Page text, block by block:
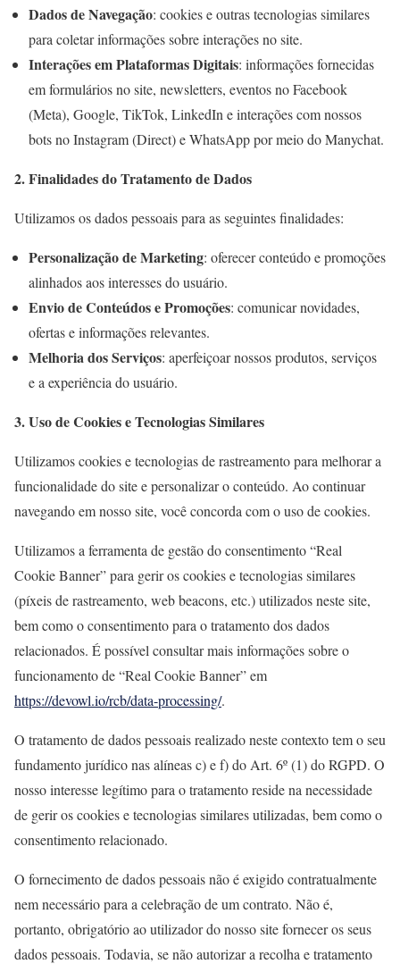
Dados de Navegação: cookies e outras tecnologias similares
para coletar informações sobre interações no site.
Interações em Plataformas Digitais: informações fornecidas
em formulários no site, newsletters, eventos no Facebook
(Meta), Google, TikTok, LinkedIn e interações com nossos
bots no Instagram (Direct) e WhatsApp por meio do Manychat.
2. Finalidades do Tratamento de Dados
Utilizamos os dados pessoais para as seguintes finalidades:
Personalização de Marketing: oferecer conteúdo e promoções
alinhados aos interesses do usuário.
Envio de Conteúdos e Promoções: comunicar novidades,
ofertas e informações relevantes.
Melhoria dos Serviços: aperfeiçoar nossos produtos, serviços
e a experiência do usuário.
3. Uso de Cookies e Tecnologias Similares
Utilizamos cookies e tecnologias de rastreamento para melhorar a
funcionalidade do site e personalizar o conteúdo. Ao continuar
navegando em nosso site, você concorda com o uso de cookies.
Utilizamos a ferramenta de gestão do consentimento “Real
Cookie Banner” para gerir os cookies e tecnologias similares
(píxeis de rastreamento, web beacons, etc.) utilizados neste site,
bem como o consentimento para o tratamento dos dados
relacionados. É possível consultar mais informações sobre o
funcionamento de “Real Cookie Banner” em
https://devowl.io/rcb/data-processing/.
O tratamento de dados pessoais realizado neste contexto tem o seu
fundamento jurídico nas alíneas c) e f) do Art. 6º (1) do RGPD. O
nosso interesse legítimo para o tratamento reside na necessidade
de gerir os cookies e tecnologias similares utilizadas, bem como o
consentimento relacionado.
O fornecimento de dados pessoais não é exigido contratualmente
nem necessário para a celebração de um contrato. Não é,
portanto, obrigatório ao utilizador do nosso site fornecer os seus
dados pessoais. Todavia, se não autorizar a recolha e tratamento